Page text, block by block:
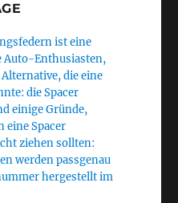
ist eine
Auto-Enthusiasten,
die eine
die Spacer
einige Gründe,
eine Spacer
ziehen sollten:
werden passgenau
hergestellt im